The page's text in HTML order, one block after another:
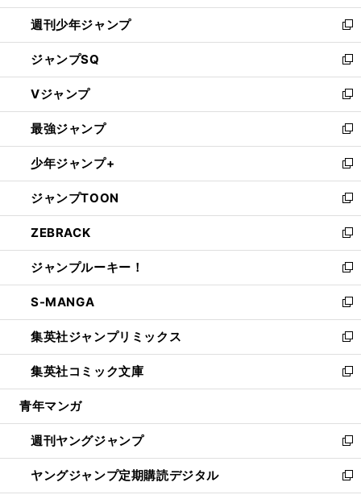
開
く
週刊少年ジャンプ
新
し
い
ウ
ィ
ン
ド
ウ
で
開
く
ジャンプSQ
新
し
い
ウ
ィ
ン
ド
ウ
で
開
く
Vジャンプ
新
し
い
ウ
ィ
ン
ド
ウ
で
開
く
最強ジャンプ
新
し
い
ウ
ィ
ン
ド
ウ
で
開
く
少年ジャンプ+
新
し
い
ウ
ィ
ン
ド
ウ
で
開
く
ジャンプTOON
新
し
い
ウ
ィ
ン
ド
ウ
で
開
く
ZEBRACK
新
し
い
ウ
ィ
ン
ド
ウ
で
開
ジャンプルーキー！
新
し
い
ウ
ィ
ン
ド
ウ
開
く
S-MANGA
新
し
い
ウ
ィ
ン
ウ
で
開
く
集英社ジャンプリミックス
新
し
い
ウ
ン
ド
ウ
で
開
集英社コミック文庫
新
し
ウ
ィ
ン
ド
ウ
青年マンガ
週刊ヤングジャンプ
新
し
い
ウ
ヤングジャンプ定期購読デジタル
新
し